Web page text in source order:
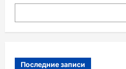
Последние записи